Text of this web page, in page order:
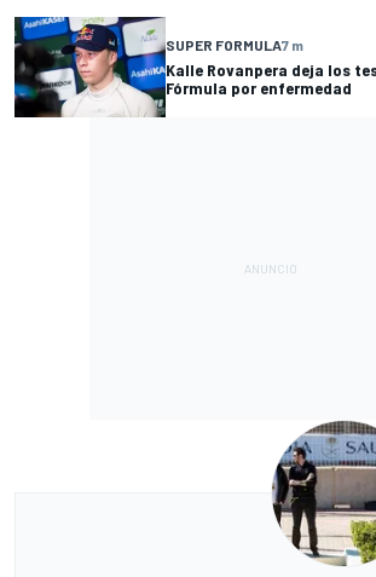
SUPER FORMULA7 m
Kalle Rovanpera deja los
Fórmula por enfermedad